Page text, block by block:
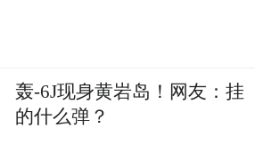
轰-6J现身黄岩岛！网友：挂
的什么弹？